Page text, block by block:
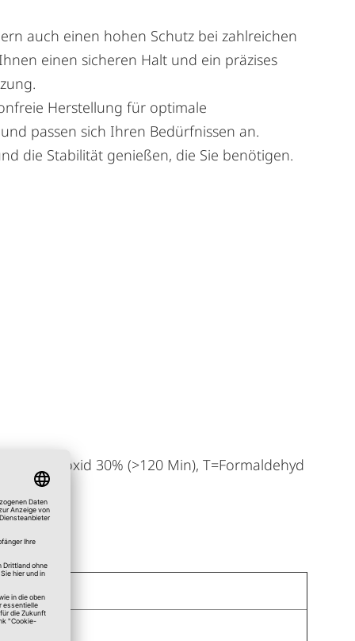
auch einen hohen Schutz bei zahlreichen
einen sicheren Halt und ein präzises
Herstellung für optimale
passen sich Ihren Bedürfnissen an.
die Stabilität genießen, die Sie benötigen.
30% (>120 Min), T=Formaldehyd